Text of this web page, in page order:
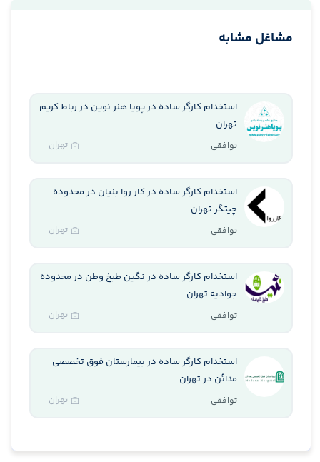
مشاغل مشابه
استخدام کارگر ساده در پویا هنر نوین در رباط کریم
تهران
توافقی تهران
استخدام کارگر ساده در کار روا بنیان در محدوده
چیتگر تهران
توافقی تهران
استخدام کارگر ساده در نگین طبخ وطن در محدوده
جوادیه تهران
توافقی تهران
استخدام کارگر ساده در بیمارستان فوق تخصصی
مدائن در تهران
توافقی تهران